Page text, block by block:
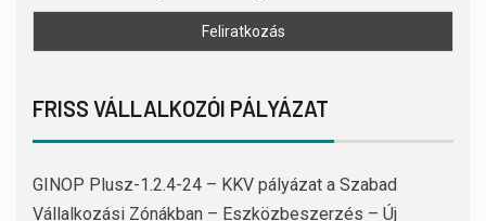
FRISS VÁLLALKOZÓI PÁLYÁZAT
GINOP Plusz-1.2.4-24 – KKV pályázat a Szabad
Vállalkozási Zónákban – Eszközbeszerzés – Új